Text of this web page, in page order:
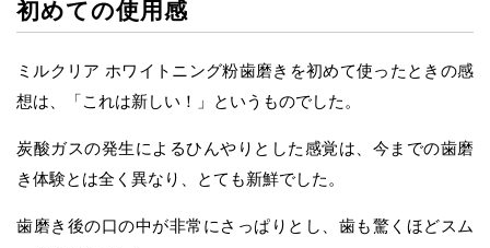
初めての使用感
ミルクリア ホワイトニング粉歯磨きを初めて使ったときの感
想は、「これは新しい！」というものでした。
炭酸ガスの発生によるひんやりとした感覚は、今までの歯磨
き体験とは全く異なり、とても新鮮でした。
歯磨き後の口の中が非常にさっぱりとし、歯も驚くほどスム